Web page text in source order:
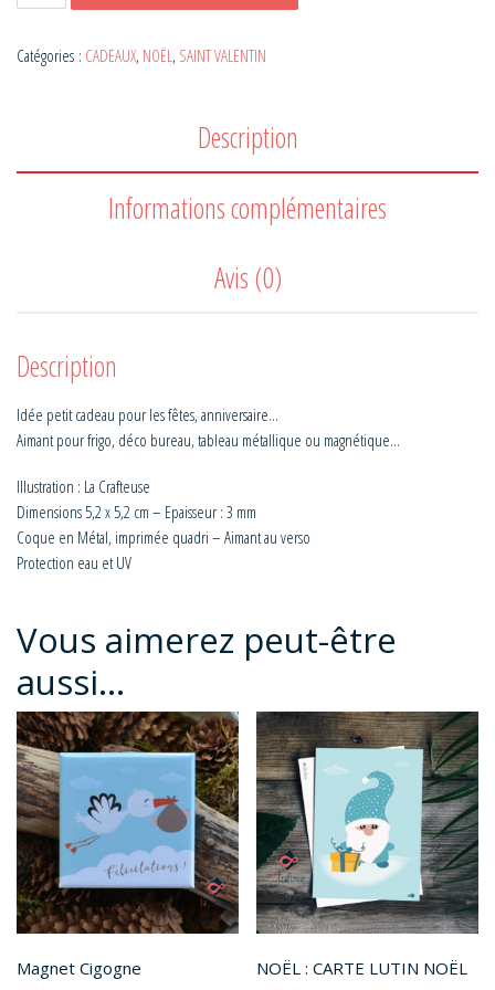
Catégories : CADEAUX, NOËL, SAINT VALENTIN
Description
Informations complémentaires
Avis (0)
Description
Idée petit cadeau pour les fêtes, anniversaire…
Aimant pour frigo, déco bureau, tableau métallique ou magnétique…
Illustration : La Crafteuse
Dimensions 5,2 x 5,2 cm – Epaisseur : 3 mm
Coque en Métal, imprimée quadri – Aimant au verso
Protection eau et UV
Vous aimerez peut-être
aussi…
Magnet Cigogne NOËL : CARTE LUTIN NOËL